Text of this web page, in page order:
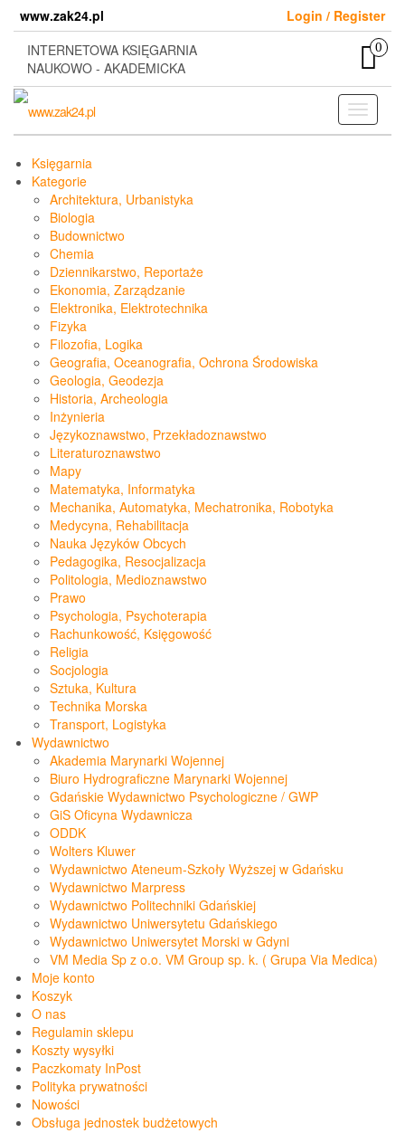
content
www.zak24.pl
Login / Register
INTERNETOWA KSIĘGARNIA
NAUKOWO - AKADEMICKA
0
Toggle
Księgarnia
Kategorie
Architektura, Urbanistyka
Biologia
Budownictwo
Chemia
Dziennikarstwo, Reportaże
Ekonomia, Zarządzanie
Elektronika, Elektrotechnika
Fizyka
Filozofia, Logika
Geografia, Oceanografia, Ochrona Środowiska
Geologia, Geodezja
Historia, Archeologia
Inżynieria
Językoznawstwo, Przekładoznawstwo
Literaturoznawstwo
Mapy
Matematyka, Informatyka
Mechanika, Automatyka, Mechatronika, Robotyka
Medycyna, Rehabilitacja
Nauka Języków Obcych
Pedagogika, Resocjalizacja
Politologia, Medioznawstwo
Prawo
Psychologia, Psychoterapia
Rachunkowość, Księgowość
Religia
Socjologia
Sztuka, Kultura
Technika Morska
Transport, Logistyka
Wydawnictwo
Akademia Marynarki Wojennej
Biuro Hydrograficzne Marynarki Wojennej
Gdańskie Wydawnictwo Psychologiczne / GWP
GiS Oficyna Wydawnicza
ODDK
Wolters Kluwer
Wydawnictwo Ateneum-Szkoły Wyższej w Gdańsku
Wydawnictwo Marpress
Wydawnictwo Politechniki Gdańskiej
Wydawnictwo Uniwersytetu Gdańskiego
Wydawnictwo Uniwersytet Morski w Gdyni
VM Media Sp z o.o. VM Group sp. k. ( Grupa Via Medica)
Moje konto
Koszyk
O nas
Regulamin sklepu
Koszty wysyłki
Paczkomaty InPost
Polityka prywatności
Nowości
Obsługa jednostek budżetowych